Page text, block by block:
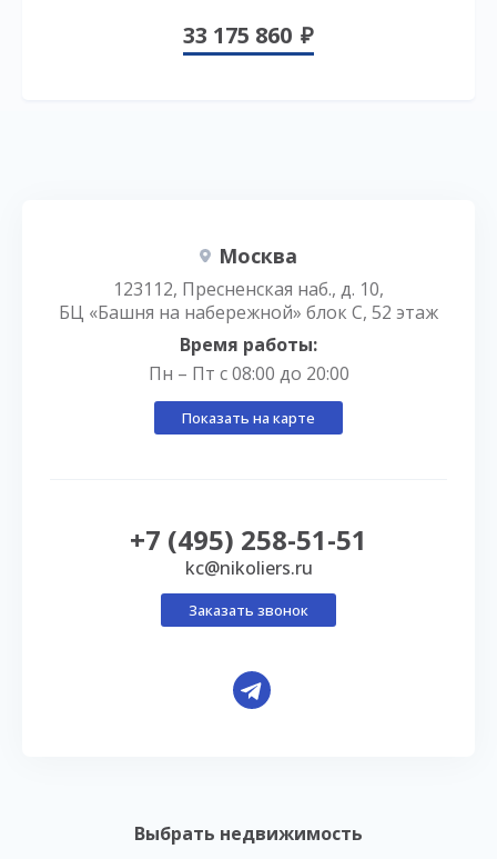
33 175 860
Выбрать недвижимость
Москва
123112, Пресненская наб., д. 10,
БЦ «Башня на набережной» блок С, 52 этаж
Время работы:
Пн – Пт с 08:00 до 20:00
Показать на карте
+7 (495) 258-51-51
kc@nikoliers.ru
Заказать звонок